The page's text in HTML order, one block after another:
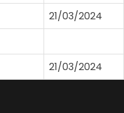
21/03/2024
21/03/2024